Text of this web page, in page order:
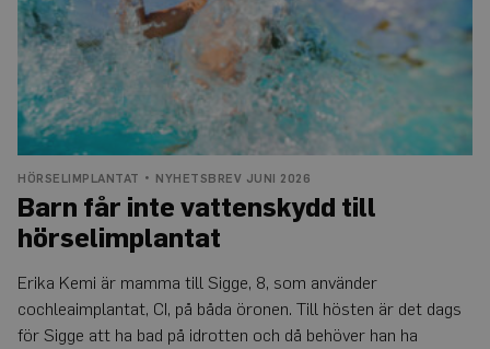
HÖRSELIMPLANTAT NYHETSBREV JUNI 2026
Barn får inte vattenskydd till
hörselimplantat
Erika Kemi är mamma till Sigge, 8, som använder
cochleaimplantat, CI, på båda öronen. Till hösten är det dags
för Sigge att ha bad på idrotten och då behöver han ha